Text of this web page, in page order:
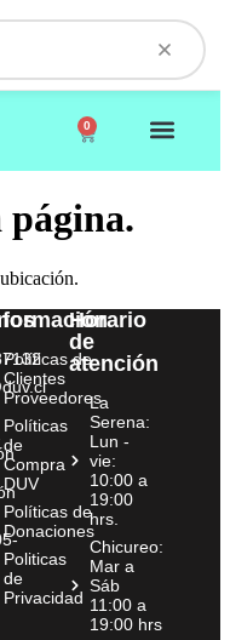
0
página.
Políticas de
Clientes
Proveedores
Políticas
de
Compra
DUV
Políticas de
Donaciones
Politicas
de
Privacidad
Horario
de
atención
La
Serena:
Lun -
vie:
10:00 a
19:00
hrs.
Chicureo:
Mar a
Sáb
11:00 a
19:00 hrs